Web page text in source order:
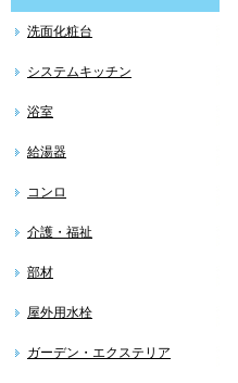
洗面化粧台
システムキッチン
浴室
給湯器
コンロ
介護・福祉
部材
屋外用水栓
ガーデン・エクステリア